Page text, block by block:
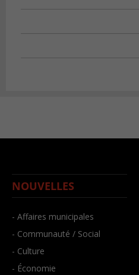
NOUVELLES
- Affaires municipales
- Communauté / Social
- Culture
- Économie